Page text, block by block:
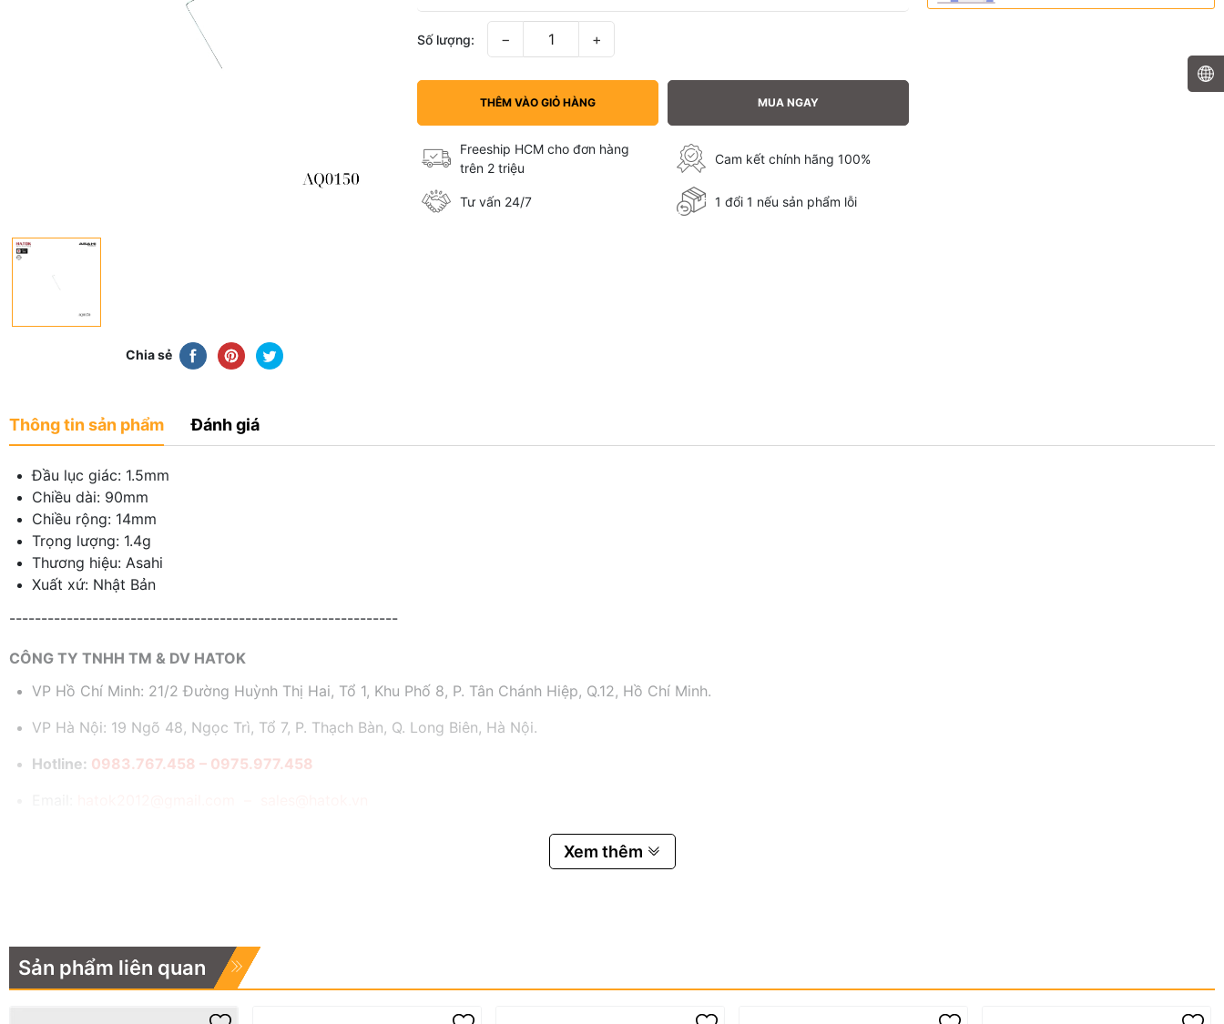
Chia sẻ
Số lượng: − +
THÊM VÀO GIỎ HÀNG MUA NGAY
Freeship HCM cho đơn hàng
trên 2 triệu
Cam kết chính hãng 100%
Tư vấn 24/7 1 đổi 1 nếu sản phẩm lỗi
Thông tin sản phẩm Đánh giá
Đầu lục giác: 1.5mm
Chiều dài: 90mm
Chiều rộng: 14mm
Trọng lượng: 1.4g
Thương hiệu: Asahi
Xuất xứ: Nhật Bản
-------------------------------------------------------------
CÔNG TY TNHH TM & DV HATOK
VP Hồ Chí Minh: 21/2 Đường Huỳnh Thị Hai, Tổ 1, Khu Phố 8, P. Tân Chánh Hiệp, Q.12, Hồ Chí Minh.
VP Hà Nội: 19 Ngõ 48, Ngọc Trì, Tổ 7, P. Thạch Bàn, Q. Long Biên, Hà Nội.
Hotline: 0983.767.458 – 0975.977.458
Xem thêm
Sản phẩm liên quan